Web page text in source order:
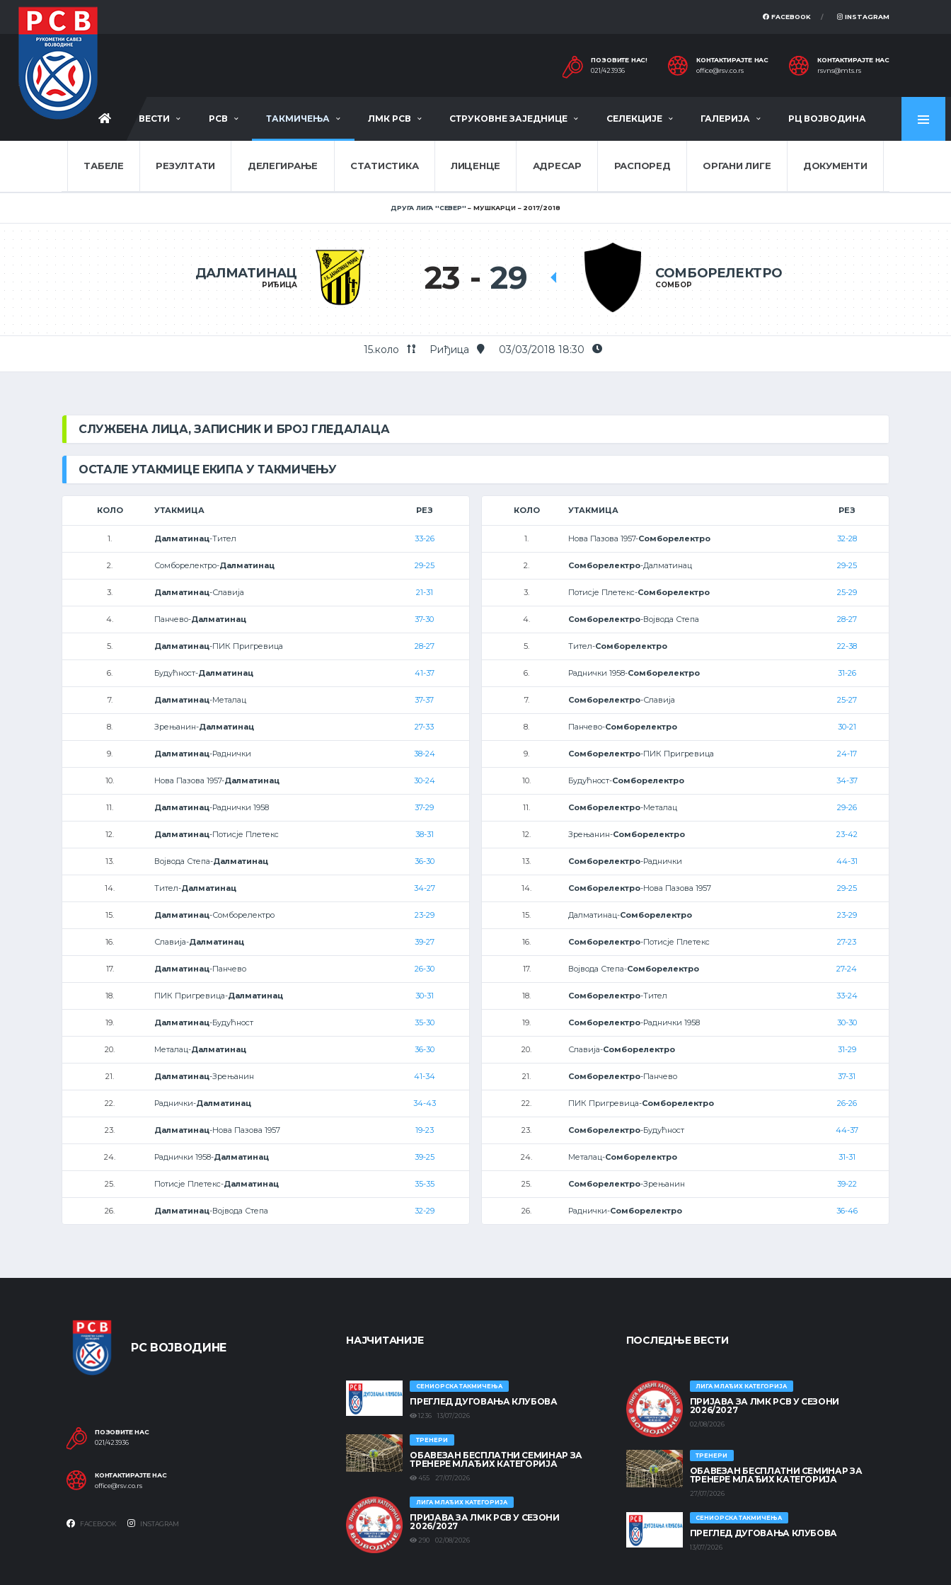
FACEBOOK INSTAGRAM
ПОЗОВИТЕ НАС!
021/423936
КОНТАКТИРАЈТЕ НАС
office@rsv.co.rs
КОНТАКТИРАЈТЕ НАС
rsvns@mts.rs
ВЕСТИ РСВ ТАКМИЧЕЊА ЛМК РСВ СТРУКОВНЕ ЗАЈЕДНИЦЕ СЕЛЕКЦИЈЕ ГАЛЕРИЈА РЦ ВОЈВОДИНА
ТАБЕЛЕ РЕЗУЛТАТИ ДЕЛЕГИРАЊЕ СТАТИСТИКА ЛИЦЕНЦЕ АДРЕСАР РАСПОРЕД ОРГАНИ ЛИГЕ ДОКУМЕНТИ
ДРУГА ЛИГА ''СЕВЕР'' МУШКАРЦИ 2017/2018
ДАЛМАТИНАЦ
РИЂИЦА 23 СОМБОРЕЛЕКТРО
СОМБОР
29
15.коло Риђица 03/03/2018 18:30
СЛУЖБЕНА ЛИЦА, ЗАПИСНИК И БРОЈ ГЛЕДАЛАЦА
ОСТАЛЕ УТАКМИЦЕ ЕКИПА У ТАКМИЧЕЊУ
КОЛО УТАКМИЦА РЕЗ
1. Далматинац-Тител 33-26
2. Сомборелектро-Далматинац 29-25
3. Далматинац-Славија 21-31
4. Панчево-Далматинац 37-30
5. Далматинац-ПИК Пригревица 28-27
6. Будућност-Далматинац 41-37
7. Далматинац-Металац 37-37
8. Зрењанин-Далматинац 27-33
9. Далматинац-Раднички 38-24
10. Нова Пазова 1957-Далматинац 30-24
11. Далматинац-Раднички 1958 37-29
12. Далматинац-Потисје Плетекс 38-31
13. Војвода Степа-Далматинац 36-30
14. Тител-Далматинац 34-27
15. Далматинац-Сомборелектро 23-29
16. Славија-Далматинац 39-27
17. Далматинац-Панчево 26-30
18. ПИК Пригревица-Далматинац 30-31
19. Далматинац-Будућност 35-30
20. Металац-Далматинац 36-30
21. Далматинац-Зрењанин 41-34
22. Раднички-Далматинац 34-43
23. Далматинац-Нова Пазова 1957 19-23
24. Раднички 1958-Далматинац 39-25
25. Потисје Плетекс-Далматинац 35-35
26. Далматинац-Војвода Степа 32-29
КОЛО УТАКМИЦА РЕЗ
1. Нова Пазова 1957-Сомборелектро 32-28
2. Сомборелектро-Далматинац 29-25
3. Потисје Плетекс-Сомборелектро 25-29
4. Сомборелектро-Војвода Степа 28-27
5. Тител-Сомборелектро 22-38
6. Раднички 1958-Сомборелектро 31-26
7. Сомборелектро-Славија 25-27
8. Панчево-Сомборелектро 30-21
9. Сомборелектро-ПИК Пригревица 24-17
10. Будућност-Сомборелектро 34-37
11. Сомборелектро-Металац 29-26
12. Зрењанин-Сомборелектро 23-42
13. Сомборелектро-Раднички 44-31
14. Сомборелектро-Нова Пазова 1957 29-25
15. Далматинац-Сомборелектро 23-29
16. Сомборелектро-Потисје Плетекс 27-23
17. Војвода Степа-Сомборелектро 27-24
18. Сомборелектро-Тител 33-24
19. Сомборелектро-Раднички 1958 30-30
20. Славија-Сомборелектро 31-29
21. Сомборелектро-Панчево 37-31
22. ПИК Пригревица-Сомборелектро 26-26
23. Сомборелектро-Будућност 44-37
24. Металац-Сомборелектро 31-31
25. Сомборелектро-Зрењанин 39-22
26. Раднички-Сомборелектро 36-46
РС ВОЈВОДИНЕ
ПОЗОВИТЕ НАС
021/423936
КОНТАКТИРАЈТЕ НАС
office@rsv.co.rs
FACEBOOK INSTAGRAM
НАЈЧИТАНИЈЕ
СЕНИОРСКА ТАКМИЧЕЊА
ПРЕГЛЕД ДУГОВАЊА КЛУБОВА
1236 13/07/2026
ТРЕНЕРИ
ОБАВЕЗАН БЕСПЛАТНИ СЕМИНАР ЗА
ТРЕНЕРЕ МЛАЂИХ КАТЕГОРИЈА
455 27/07/2026
ЛИГА МЛАЂИХ КАТЕГОРИЈА
ПРИЈАВА ЗА ЛМК РСВ У СЕЗОНИ
2026/2027
290 02/08/2026
ПОСЛЕДЊЕ ВЕСТИ
ЛИГА МЛАЂИХ КАТЕГОРИЈА
ПРИЈАВА ЗА ЛМК РСВ У СЕЗОНИ
2026/2027
02/08/2026
ТРЕНЕРИ
ОБАВЕЗАН БЕСПЛАТНИ СЕМИНАР ЗА
ТРЕНЕРЕ МЛАЂИХ КАТЕГОРИЈА
27/07/2026
СЕНИОРСКА ТАКМИЧЕЊА
ПРЕГЛЕД ДУГОВАЊА КЛУБОВА
13/07/2026